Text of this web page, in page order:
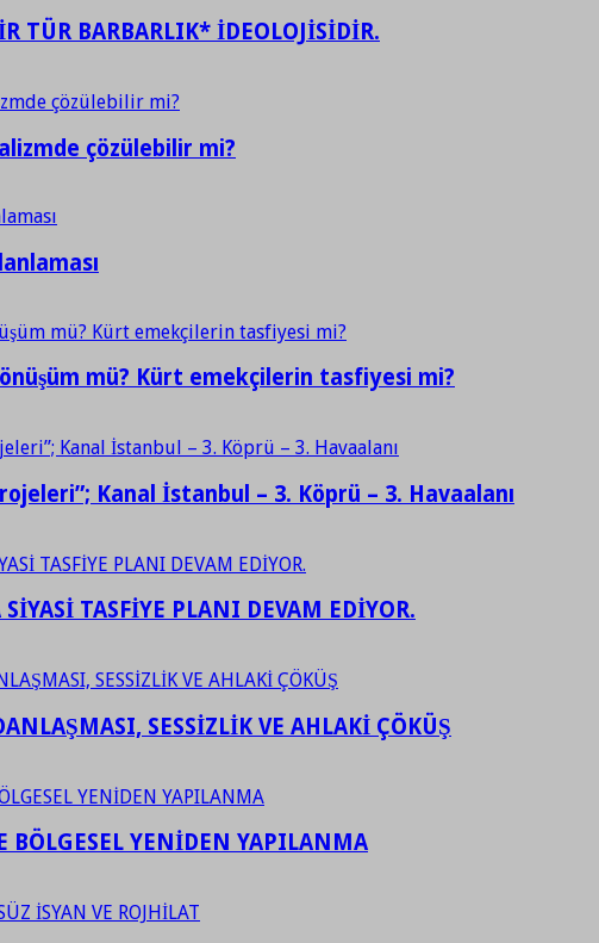
TÜR BARBARLIK* İDEOLOJİSİDİR.
çözülebilir mi?
mü? Kürt emekçilerin tasfiyesi mi?
Kanal İstanbul – 3. Köprü – 3. Havaalanı
TASFİYE PLANI DEVAM EDİYOR.
SESSİZLİK VE AHLAKİ ÇÖKÜŞ
BÖLGESEL YENİDEN YAPILANMA